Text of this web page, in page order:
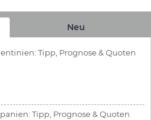
Neu
Tipp, Prognose & Quoten
Tipp, Prognose & Quoten